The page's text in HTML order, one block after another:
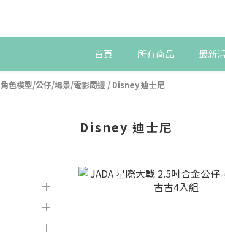
首頁 所有商品 最新
角色模型/公仔/場景/電影周邊 / Disney 迪士尼
Disney 迪士尼